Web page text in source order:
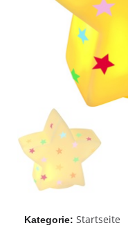
Kategorie Startseite